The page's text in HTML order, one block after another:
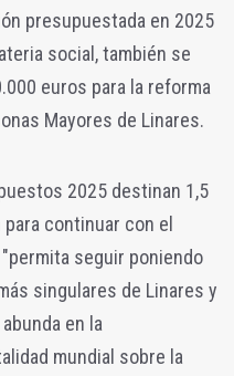
presupuestada en 2025
social, también se
euros para la reforma
Mayores de Linares.
2025 destinan 1,5
continuar con el
seguir poniendo
singulares de Linares y
en la
mundial sobre la